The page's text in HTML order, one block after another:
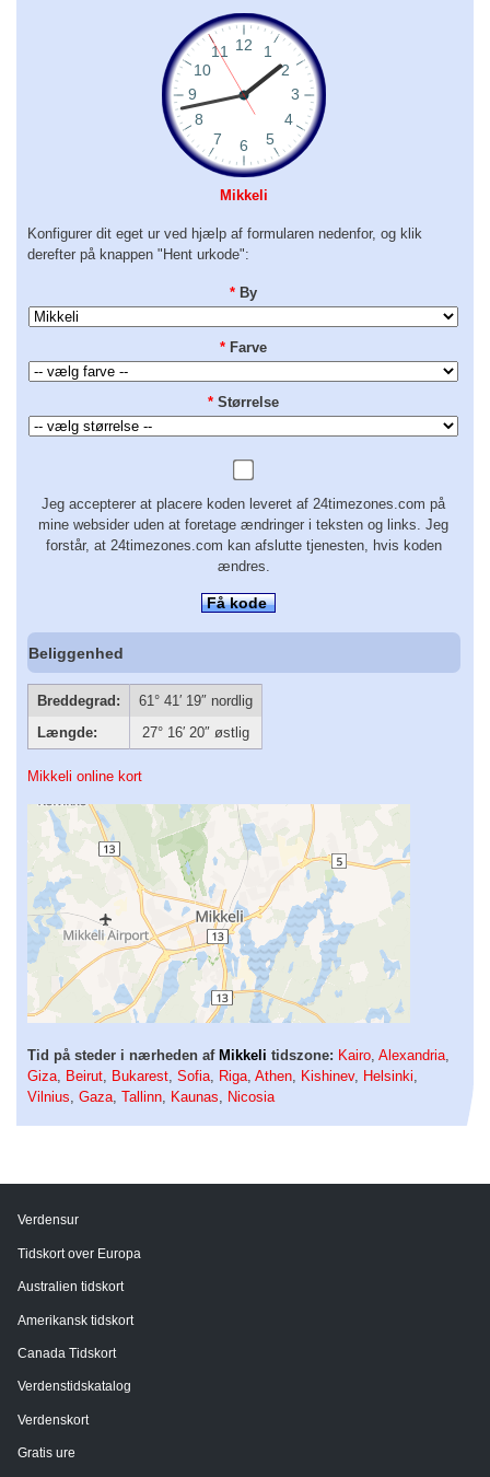
Mikkeli
Konfigurer dit eget ur ved hjælp af formularen nedenfor, og klik
derefter på knappen "Hent urkode":
* By
* Farve
* Størrelse
Jeg accepterer at placere koden leveret af 24timezones.com på
mine websider uden at foretage ændringer i teksten og links. Jeg
forstår, at 24timezones.com kan afslutte tjenesten, hvis koden
ændres.
Få kode
Beliggenhed
Breddegrad:
61° 41′ 19″ nordlig
Længde:
27° 16′ 20″ østlig
Mikkeli online kort
Tid på steder i nærheden af Mikkeli tidszone: Kairo Alexandria
Giza
Beirut Bukarest Sofia Riga Athen Kishinev, Helsinki
Vilnius Gaza Tallinn Kaunas Nicosia
Verdensur
Tidskort over Europa
Australien tidskort
Amerikansk tidskort
Canada Tidskort
Verdenstidskatalog
Verdenskort
Gratis ure